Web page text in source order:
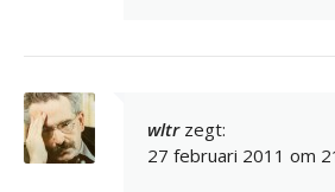
wltr zegt:
27 februari 2011 om